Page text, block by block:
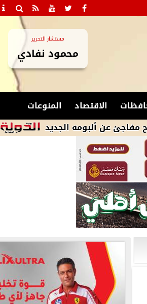
مستشار التحرير
محمود نفادي
الاقتصاد
المنوعات
موعد
الجديد